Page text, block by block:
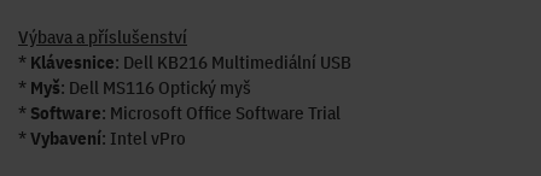
Výbava a příslušenství
* Klávesnice: Dell KB216 Multimediální USB
* Myš: Dell MS116 Optický myš
* Software: Microsoft Office Software Trial
*Vybavení: Intel vPro